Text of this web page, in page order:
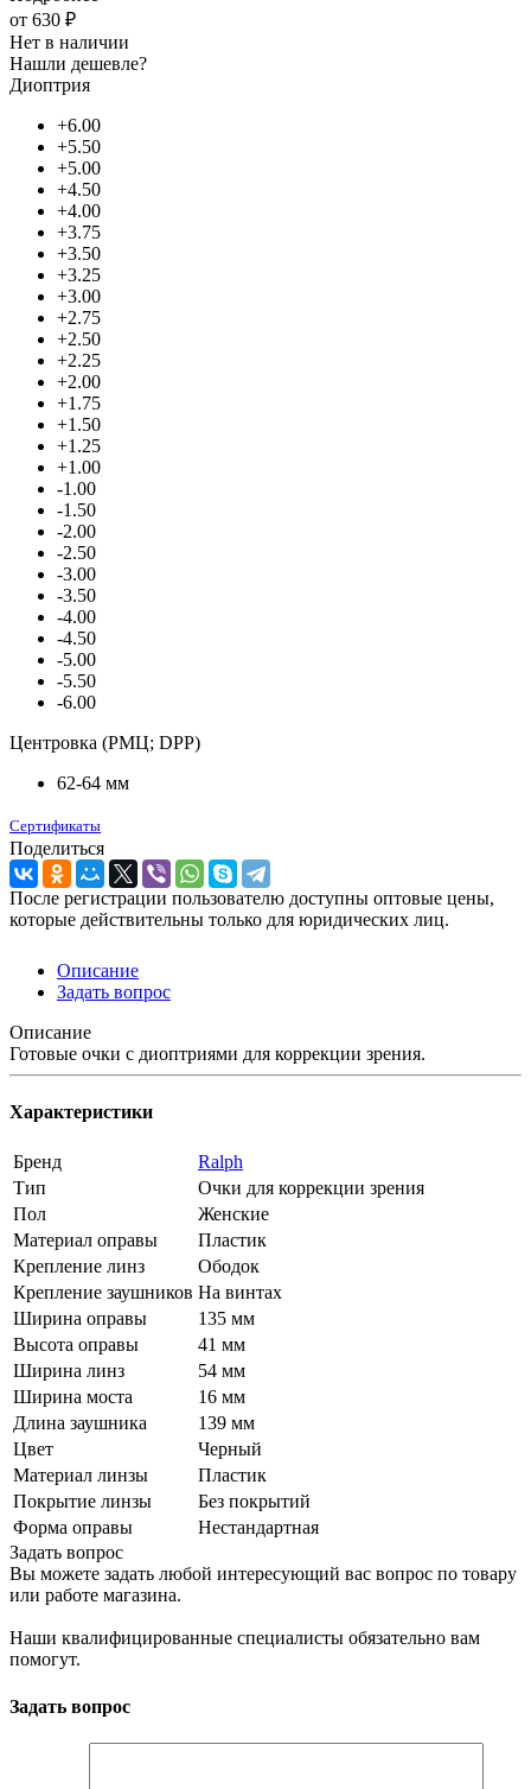
от 630 ₽
Нет в наличии
Нашли дешевле?
Диоптрия
+6.00
+5.50
+5.00
+4.50
+4.00
+3.75
+3.50
+3.25
+3.00
+2.75
+2.50
+2.25
+2.00
+1.75
+1.50
+1.25
+1.00
-1.00
-1.50
-2.00
-2.50
-3.00
-3.50
-4.00
-4.50
-5.00
-5.50
-6.00
Центровка (РМЦ; DPP)
62-64 мм
Сертификаты
Поделиться
После регистрации пользователю доступны оптовые цены,
которые действительны только для юридических лиц.
Описание
Задать вопрос
Описание
Готовые очки с диоптриями для коррекции зрения.
Характеристики
Бренд
Ralph
Тип
Очки для коррекции зрения
Пол
Женские
Материал оправы
Пластик
Крепление линз
Ободок
Крепление заушников На винтах
Ширина оправы
135 мм
Высота оправы
41 мм
Ширина линз
54 мм
Ширина моста
16 мм
Длина заушника
139 мм
Цвет
Черный
Материал линзы
Пластик
Покрытие линзы
Без покрытий
Форма оправы
Нестандартная
Задать вопрос
Вы можете задать любой интересующий вас вопрос по товару
или работе магазина.
Наши квалифицированные специалисты обязательно вам
помогут.
Задать вопрос